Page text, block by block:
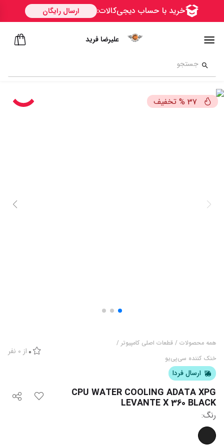
علیرضا فرید
37
% تخفیف
همه محصولات / قطعات اصلی کامپیوتر /
خنک کننده سی‌پی‌یو
0 از 0 نفر
ارسال فردا
CPU WATER COOLING ADATA XPG
LEVANTE X 360 BLACK
رنگ: